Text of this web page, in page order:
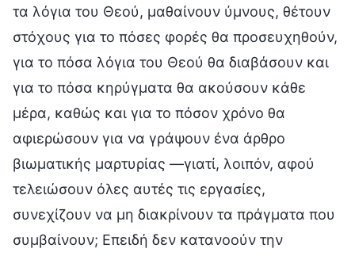
τα λόγια του Θεού, μαθαίνουν ύμνους, θέτουν
στόχους για το πόσες φορές θα προσευχηθούν,
για το πόσα λόγια του Θεού θα διαβάσουν και
για το πόσα κηρύγματα θα ακούσουν κάθε
μέρα, καθώς και για το πόσον χρόνο θα
αφιερώσουν για να γράψουν ένα άρθρο
βιωματικής μαρτυρίας —γιατί, λοιπόν, αφού
τελειώσουν όλες αυτές τις εργασίες,
συνεχίζουν να μη διακρίνουν τα πράγματα που
συμβαίνουν; Επειδή δεν κατανοούν την